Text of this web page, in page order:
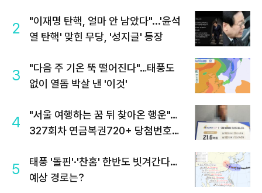
2
"이재명 탄핵, 얼마 안 남았다"...'윤석
열 탄핵' 맞힌 무당, '성지글' 등장
3
"다음 주 기온 뚝 떨어진다"…태풍도
없이 열돔 박살 낸 '이것'
4
"서울 여행하는 꿈 뒤 찾아온 행운"…
327회차 연금복권720+ 당첨번호조
5
태풍 '돌핀'·'찬홈' 한반도 빗겨간다…
예상 경로는?